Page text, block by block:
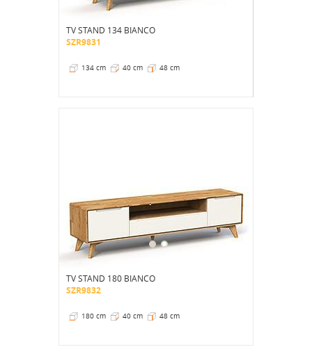
TV STAND 134 BIANCO
SZR9831
134 cm 40 cm 48 cm
TV STAND 180 BIANCO
SZR9832
180 cm 40 cm 48 cm